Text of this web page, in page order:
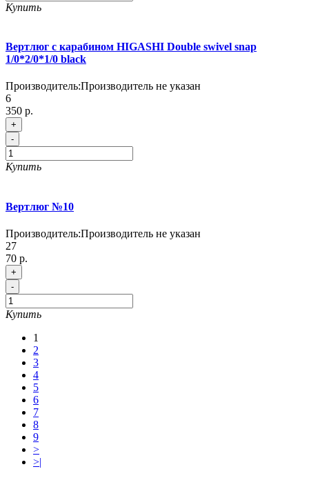
Купить
Вертлюг с карабином HIGASHI Double swivel snap
1/0*2/0*1/0 black
Производитель:Производитель не указан
6
350 р.
+
-
Купить
Вертлюг №10
Производитель:Производитель не указан
27
70 р.
+
-
Купить
1
2
3
4
5
6
7
8
9
>
>|